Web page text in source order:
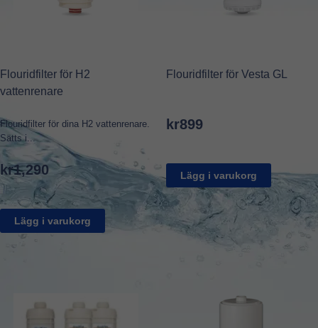
Flouridfilter för H2
vattenrenare
Flouridfilter för dina H2 vattenrenare.
Sätts i...
kr1,290
Lägg i varukorg
Flouridfilter för Vesta GL
kr899
Lägg i varukorg